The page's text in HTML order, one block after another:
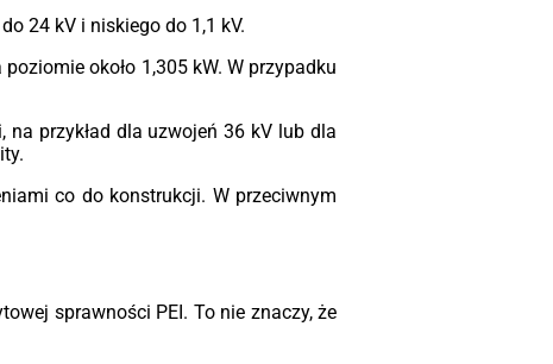
24 kV i niskiego do 1,1 kV.
około 1,305 kW. W przypadku
przykład dla uzwojeń 36 kV lub dla
co do konstrukcji. W przeciwnym
sprawności PEI. To nie znaczy, że